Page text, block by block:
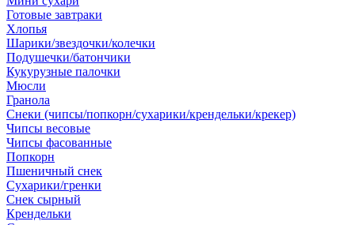
Готовые завтраки
Хлопья
Шарики/звездочки/колечки
Подушечки/батончики
Кукурузные палочки
Мюсли
Гранола
Снеки (чипсы/попкорн/сухарики/крендельки/крекер)
Чипсы весовые
Чипсы фасованные
Попкорн
Пшеничный снек
Сухарики/гренки
Снек сырный
Крендельки